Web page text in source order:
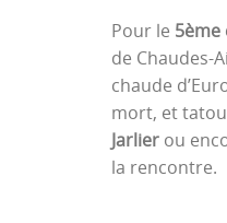
Pour le 5ème
de Chaudes-
chaude
mort, et
Jarlier ou
la rencontre.